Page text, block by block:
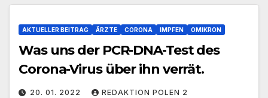
AKTUELLER BEITRAG ÄRZTE CORONA IMPFEN OMIKRON
Was uns der PCR-DNA-Test des
Corona-Virus über ihn verrät.
20. 01. 2022 REDAKTION POLEN 2